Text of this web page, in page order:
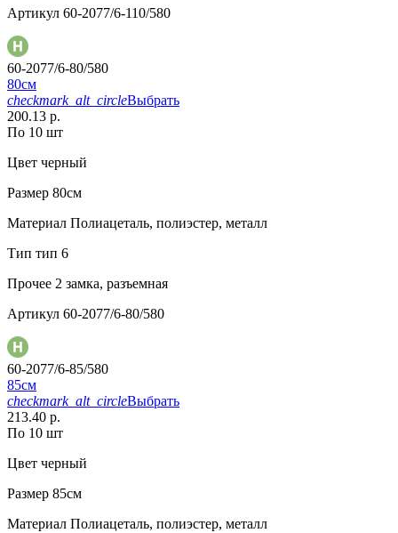
Артикул 60-2077/6-110/580
60-2077/6-80/580
80см
checkmark_alt_circleВыбрать
200.13 р.
По 10 шт
Цвет черный
Размер 80см
Материал Полиацеталь, полиэстер, металл
Тип тип 6
Прочее 2 замка, разъемная
Артикул 60-2077/6-80/580
60-2077/6-85/580
85см
checkmark_alt_circleВыбрать
213.40 р.
По 10 шт
Цвет черный
Размер 85см
Материал Полиацеталь, полиэстер, металл